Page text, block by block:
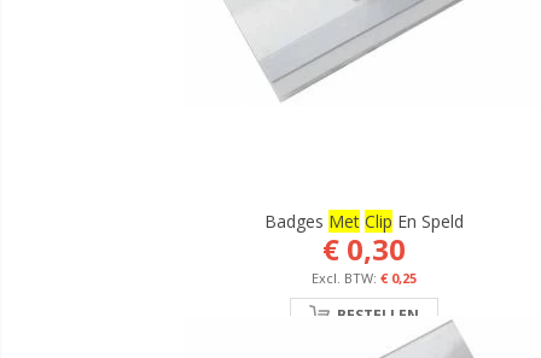
Badges Met Clip En Speld
€ 0,30
€ 0,25
BESTELLEN